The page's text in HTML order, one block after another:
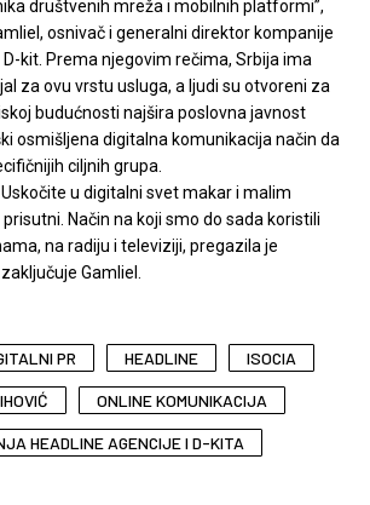
društvenih mreža i mobilnih platformi”,
osnivač i generalni direktor kompanije
i D-kit. Prema njegovim rečima, Srbija ima
za ovu vrstu usluga, a ljudi su otvoreni za
budućnosti najšira poslovna javnost
osmišljena digitalna komunikacija način da
ciljnih grupa.
u digitalni svet makar i malim
Način na koji smo do sada koristili
na radiju i televiziji, pregazila je
Gamliel.
PR HEADLINE ISOCIA
ONLINE KOMUNIKACIJA
HEADLINE AGENCIJE I D-KITA